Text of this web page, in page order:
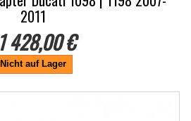
2011
1 428,00 €
Nicht auf Lager